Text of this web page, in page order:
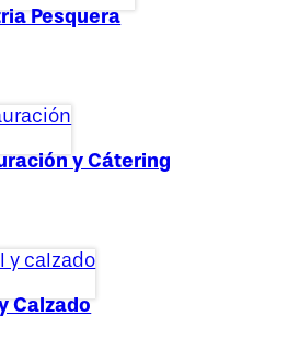
Pesquera
y Cátering
Calzado